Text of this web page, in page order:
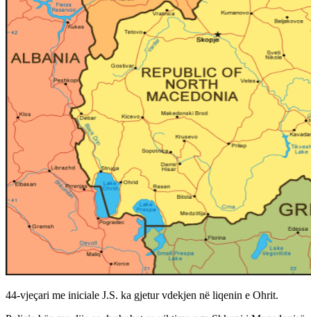
44-vjeçari me iniciale J.S. ka gjetur vdekjen në liqenin e Ohrit.